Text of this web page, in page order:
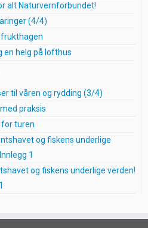
alt Naturvernforbundet!
(4/4)
en helg på lofthus
til våren og rydding (3/4)
praksis
for turen
og fiskens underlige
1
og fiskens underlige verden!